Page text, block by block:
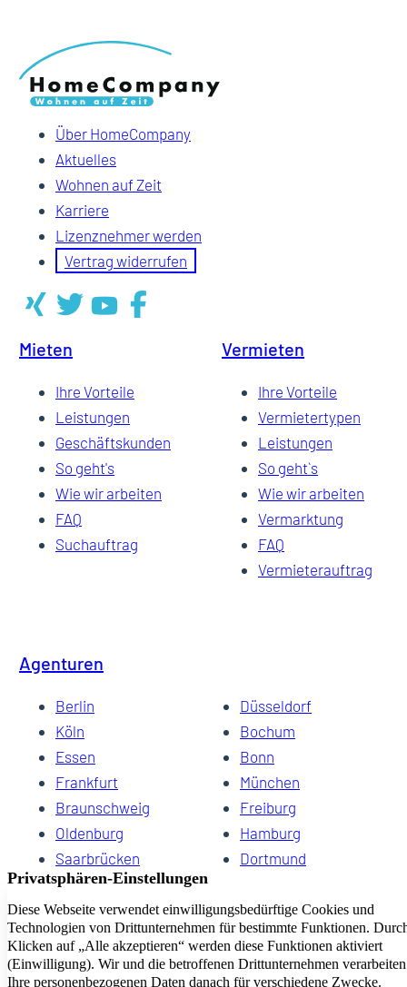
Über HomeCompany
Aktuelles
Wohnen auf Zeit
Karriere
Lizenznehmer werden
Vertrag widerrufen
Mieten
Ihre Vorteile
Leistungen
Geschäftskunden
So geht's
Wie wir arbeiten
FAQ
Suchauftrag
Vermieten
Ihre Vorteile
Vermietertypen
Leistungen
So geht`s
Wie wir arbeiten
Vermarktung
FAQ
Vermieterauftrag
Agenturen
Berlin
Düsseldorf
Köln
Bochum
Essen
Bonn
Frankfurt
München
Braunschweig
Freiburg
Oldenburg
Hamburg
Saarbrücken
Dortmund
Hannover
Dresden
Kiel
Wuppertal
Bremen